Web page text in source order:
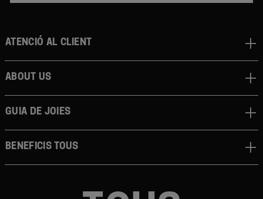
Atenció al client
About us
Guia de joies
Beneficis TOUS